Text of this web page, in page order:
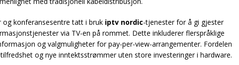
konferansesentre tatt i bruk iptv nordic-tjenester for å gi gjester
via TV-en på rommet. Dette inkluderer flerspråklige
og valgmuligheter for pay-per-view-arrangementer. Fordelen
og nye inntektsstrømmer uten store investeringer i hardware.